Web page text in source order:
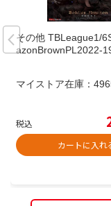
その他 TBLeague1/
azonBrownPL2022-
マイストア在庫：
税込
カートに入れ